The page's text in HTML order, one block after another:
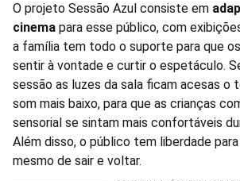
O projeto Sessão Azul consiste em
cinema para esse público, com
a família tem todo o suporte para que
sentir à vontade e curtir o espetáculo.
sessão as luzes da sala ficam acesas o
som mais baixo, para que as crianças
sensorial se sintam mais confortáveis
Além disso, o público tem liberdade
mesmo de sair e voltar.